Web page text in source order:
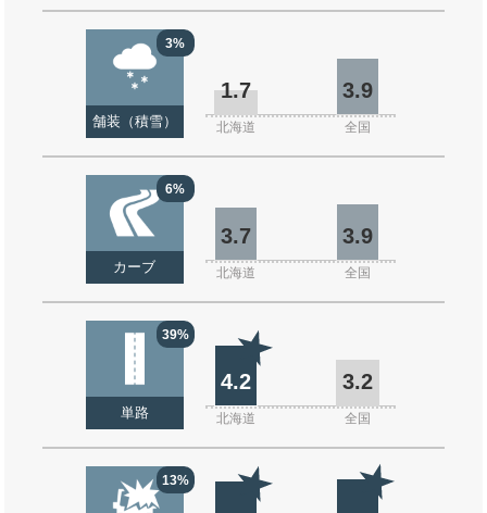
3%
舗装（積雪）
1.7 3.9
北海道 全国
6%
カーブ
3.7 3.9
北海道 全国
39%
単路
4.2 3.2
北海道 全国
13%